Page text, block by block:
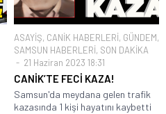
ASAYİŞ, CANİK HABERLERİ, GÜNDEM,
SAMSUN HABERLERİ, SON DAKİKA
21 Haziran 2023 18:31
CANİK’TE FECİ KAZA!
Samsun'da meydana gelen trafik
kazasında 1 kişi hayatını kaybetti